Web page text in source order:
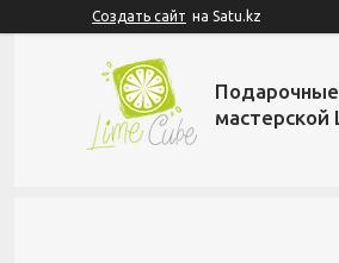
Создать сайт на Satu.kz
мастерской